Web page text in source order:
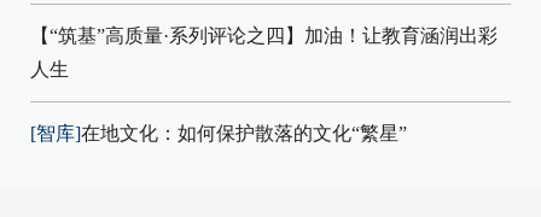
【“筑基”高质量·系列评论之四】加油！让教育涵润出彩
人生
[智库]在地文化：如何保护散落的文化“繁星”